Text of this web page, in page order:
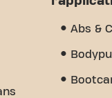
Rejoignez-nous
Docteurs
se
Abs &